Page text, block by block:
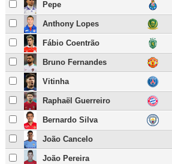
Pepe
Anthony Lopes
Fábio Coentrão
Bruno Fernandes
Vitinha
Raphaël Guerreiro
Bernardo Silva
João Cancelo
João Pereira